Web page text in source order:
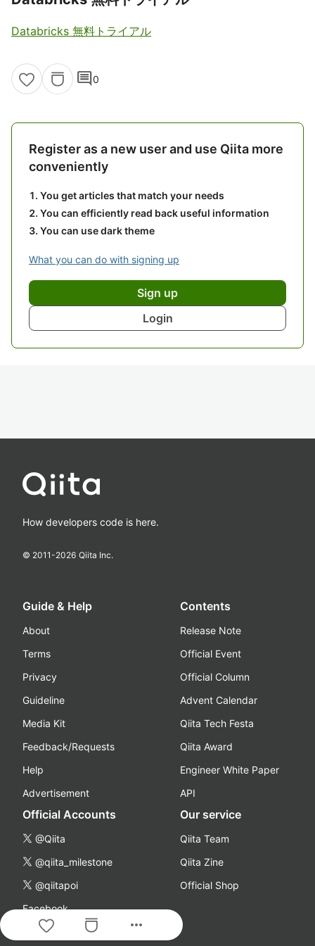
Databricks 無料トライアル
comment0
Register as a new user and use Qiita more
conveniently
You get articles that match your needs
You can efficiently read back useful information
You can use dark theme
What you can do with signing up
Sign up
Login
more_horiz
How developers code is here.
© 2011-2026 Qiita Inc.
Guide & Help
About
Terms
Privacy
Guideline
Media Kit
Feedback/Requests
Help
Advertisement
Contents
Release Note
Official Event
Official Column
Advent Calendar
Qiita Tech Festa
Qiita Award
Engineer White Paper
API
Official Accounts
@Qiita
@qiita_milestone
@qiitapoi
Facebook
YouTube
Our service
Qiita Team
Qiita Zine
Official Shop